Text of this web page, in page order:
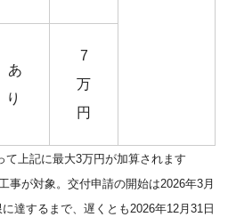
あ
り
7
万
円
上記に最大3万円が加算されます
事が対象。交付申請の開始は2026年3月
達するまで、遅くとも2026年12月31日